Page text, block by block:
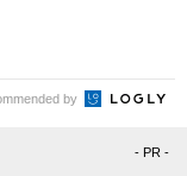
by
- PR -